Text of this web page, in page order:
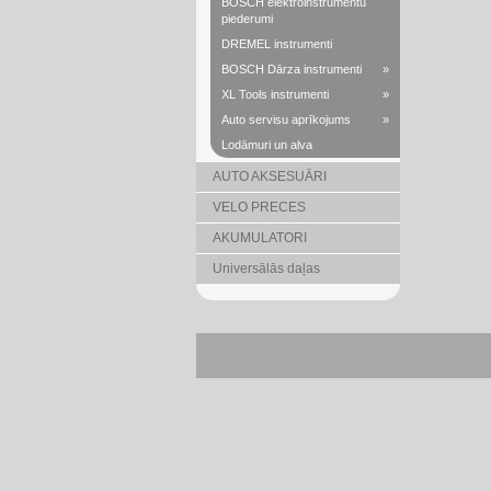
piederumi
DREMEL instrumenti
BOSCH Dārza instrumenti
»
XL Tools instrumenti
»
Auto servisu aprīkojums
»
Lodāmuri un alva
AUTO AKSESUĀRI
VELO PRECES
AKUMULATORI
Universālās daļas